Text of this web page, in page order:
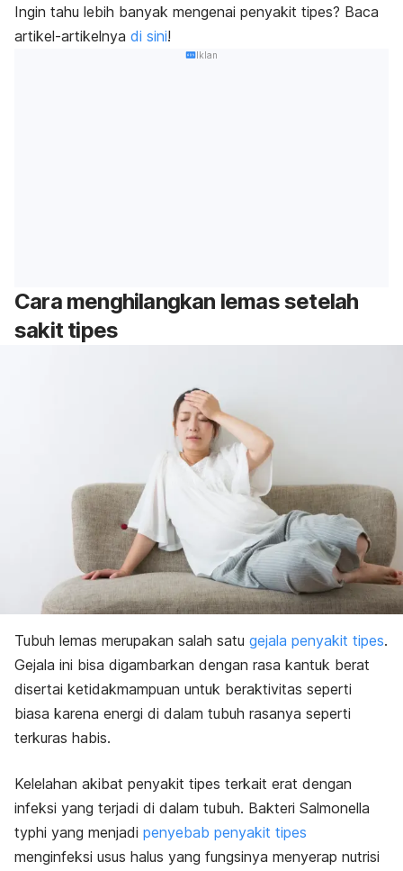
Ingin tahu lebih banyak mengenai penyakit tipes? Baca
artikel-artikelnya di sini!
Iklan
Cara menghilangkan lemas setelah
sakit tipes
Tubuh lemas merupakan salah satu gejala penyakit tipes.
Gejala ini bisa digambarkan dengan rasa kantuk berat
disertai ketidakmampuan untuk beraktivitas seperti
biasa karena energi di dalam tubuh rasanya seperti
terkuras habis.
Kelelahan akibat penyakit tipes terkait erat dengan
infeksi yang terjadi di dalam tubuh. Bakteri Salmonella
typhi yang menjadi penyebab penyakit tipes
menginfeksi usus halus yang fungsinya menyerap nutrisi